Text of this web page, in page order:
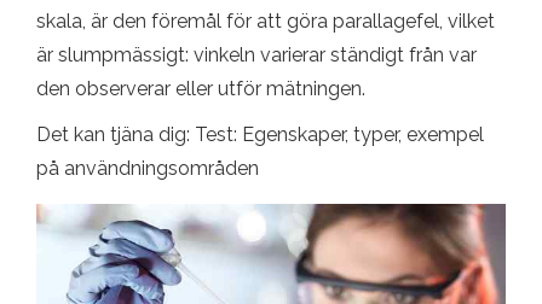
skala, är den föremål för att göra parallagefel, vilket
är slumpmässigt: vinkeln varierar ständigt från var
den observerar eller utför mätningen.
Det kan tjäna dig: Test: Egenskaper, typer, exempel
på användningsområden